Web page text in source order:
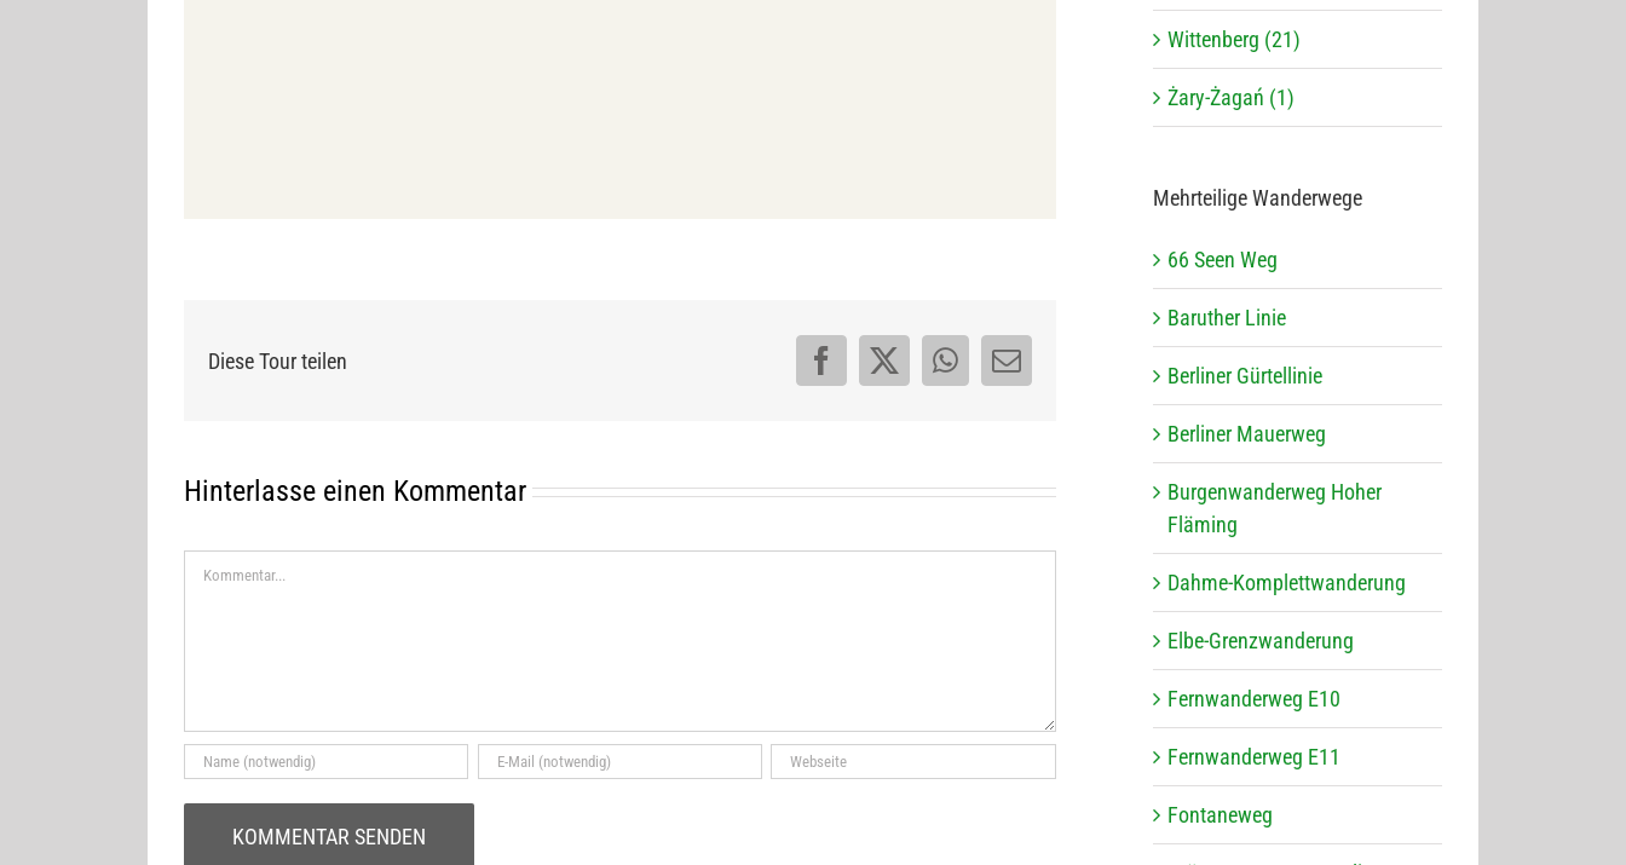
Diese Tour teilen Facebook
X WhatsApp
E-
Hinterlasse einen Kommentar
Kommentar
Wittenberg (21)
Żary-Żagań (1)
Mehr­tei­lige Wanderwege
66 Seen Weg
Baru­ther Linie
Ber­li­ner Gürtellinie
Ber­li­ner Mauerweg
Bur­gen­wan­der­weg Hoher
Fläming
Dahme-Kom­plett­wan­de­rung
Elbe-Grenz­wan­de­rung
Fern­wan­der­weg E10
Fern­wan­der­weg E11
Fon­ta­ne­weg